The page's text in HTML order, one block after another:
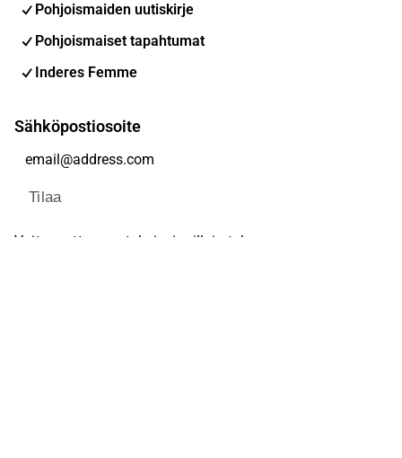
Pohjoismaiden uutiskirje
Pohjoismaiset tapahtumat
Inderes Femme
Sähköpostiosoite
Tilaa
Voit muuttaa asetuksiasi milloin tahansa